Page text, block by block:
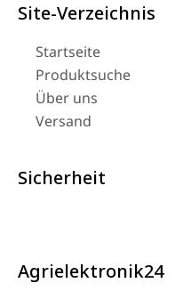
Site-Verzeichnis
Startseite
Produktsuche
Über uns
Versand
Sicherheit
Agrielektronik24